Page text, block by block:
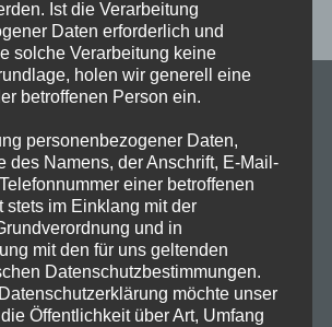
066
Jugendheimweg 7, 86956
Ist die Verarbeitung
Daten erforderlich und
solche Verarbeitung keine
holen wir generell eine
betroffenen Person ein.
personenbezogener Daten,
des Namens, der Anschrift, E-Mail-
einer betroffenen
stets im Einklang mit der
und in
mit den für uns geltenden
Datenschutzbestimmungen.
möchte unser
Öffentlichkeit über Art, Umfang